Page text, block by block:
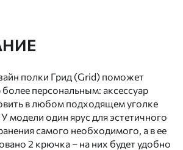
полки Грид (Grid) поможет
более персональным: аксессуар
в любом подходящем уголке
модели один ярус для эстетичного
самого необходимого, а в ее
2 крючка – на них будет удобно